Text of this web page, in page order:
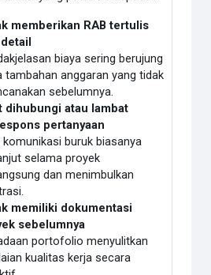
memberikan RAB tertulis
biaya sering berujung
tambahan anggaran yang tidak
sebelumnya.
dihubungi atau lambat
pertanyaan
komunikasi buruk biasanya
selama proyek
dan menimbulkan
memiliki dokumentasi
sebelumnya
portofolio menyulitkan
kualitas kerja secara